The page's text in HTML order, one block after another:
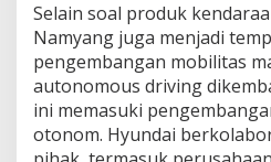
Selain soal produk
Namyang juga menjadi
pengembangan mobilitas
autonomous driving
ini memasuki
otonom. Hyundai